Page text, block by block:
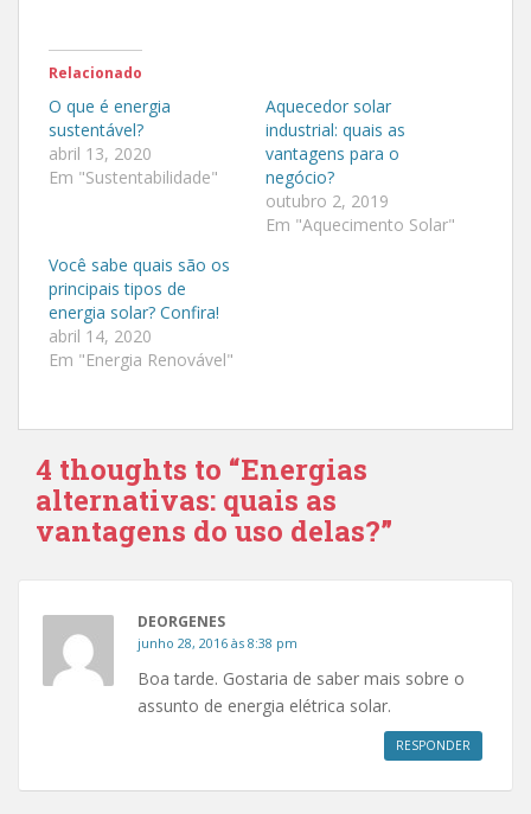
e
p
a
r
a
c
o
m
p
h
a
r
n
o
T
w
e
a
b
r
e
e
m
a
n
e
r
a
o
m
p
h
a
r
n
o
F
a
o
(
a
b
r
e
e
a
j
a
n
e
l
a
Relacionado
O que é energia
sustentável?
abril 13, 2020
Em "Sustentabilidade"
Aquecedor solar
industrial: quais as
vantagens para o
negócio?
outubro 2, 2019
Em "Aquecimento Solar"
Você sabe quais são os
principais tipos de
energia solar? Confira!
abril 14, 2020
Em "Energia Renovável"
4 thoughts to “Energias
alternativas: quais as
vantagens do uso delas?”
DEORGENES
junho 28, 2016 às 8:38 pm
Boa tarde. Gostaria de saber mais sobre o
assunto de energia elétrica solar.
RESPONDER